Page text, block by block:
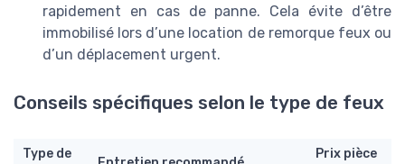
rapidement en cas de panne. Cela évite d’être
immobilisé lors d’une location de remorque feux ou
d’un déplacement urgent.
Conseils spécifiques selon le type de feux
Type de
Prix pièce